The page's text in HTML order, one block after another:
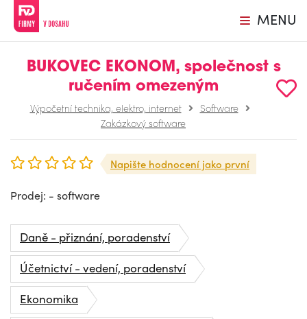
MENU
BUKOVEC EKONOM, společnost s
ručením omezeným
Výpočetní technika, elektro, internet
Software
Zakázkový software
Napište hodnocení jako první
Prodej: - software
Daně - přiznání, poradenství
Účetnictví - vedení, poradenství
Ekonomika